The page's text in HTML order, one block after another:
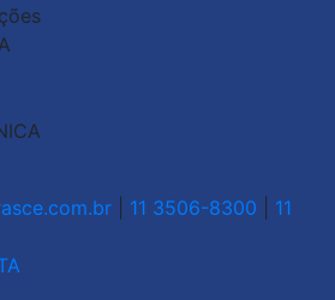
11 3506-8300
11